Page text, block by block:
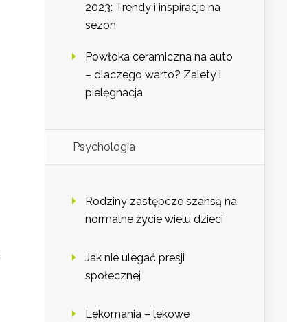
2023: Trendy i inspiracje na
sezon
Powłoka ceramiczna na auto
– dlaczego warto? Zalety i
pielęgnacja
Psychologia
Rodziny zastępcze szansą na
normalne życie wielu dzieci
Jak nie ulegać presji
społecznej
Lekomania – lekowe